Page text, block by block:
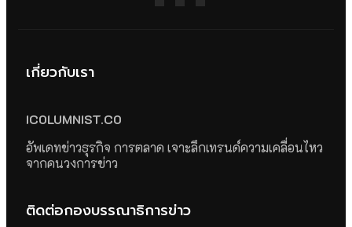
เกี่ยวกับเรา
ICOLUMNIST.CO
อัพเดทข่าวธุรกิจ การตลาด เจาะลึกเทรนด์ความเคลื่อนไหว
จากคนวงการข่าว
ติดต่อกองบรรณาธิการข่าว